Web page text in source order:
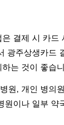
결제 시 카드
광주상생카드
는 것이 좋습
원, 개인 병의
원이나 일부 약